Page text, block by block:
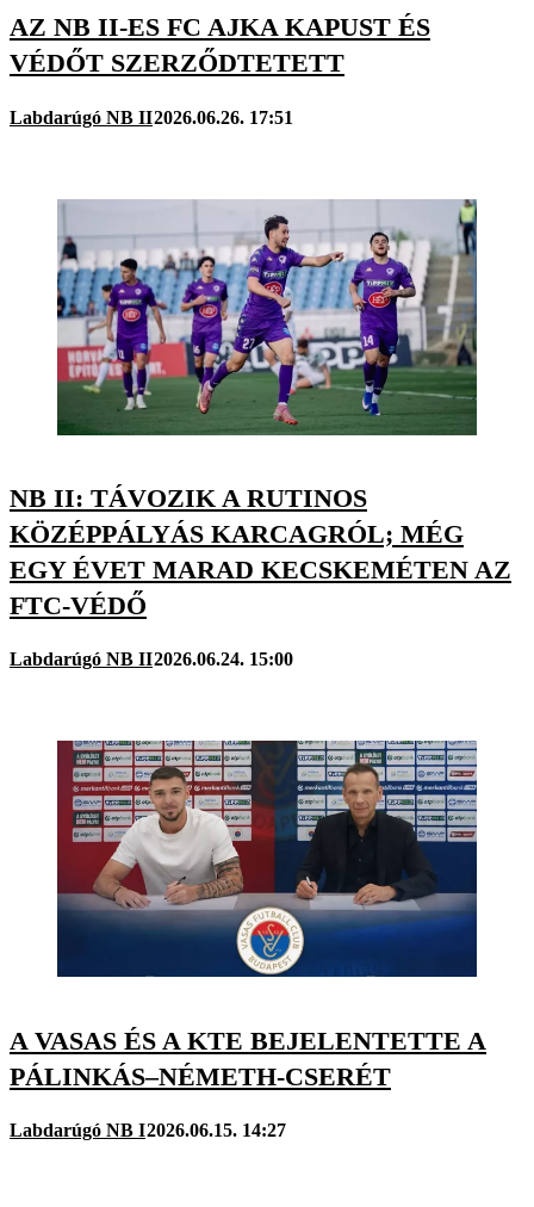
AZ NB II-ES FC AJKA KAPUST ÉS
VÉDŐT SZERZŐDTETETT
Labdarúgó NB II2026.06.26. 17:51
NB II: TÁVOZIK A RUTINOS
KÖZÉPPÁLYÁS KARCAGRÓL; MÉG
EGY ÉVET MARAD KECSKEMÉTEN AZ
FTC-VÉDŐ
Labdarúgó NB II2026.06.24. 15:00
A VASAS ÉS A KTE BEJELENTETTE A
PÁLINKÁS–NÉMETH-CSERÉT
Labdarúgó NB I2026.06.15. 14:27